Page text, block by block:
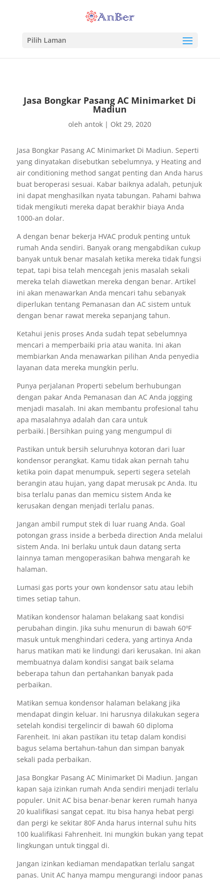
Pilih Laman
Jasa Bongkar Pasang AC Minimarket Di
Madiun
olehantok | Okt 29, 2020
Jasa Bongkar Pasang AC Minimarket Di Madiun. Seperti
yang dinyatakan disebutkan sebelumnya, y Heating and
air conditioning method sangat penting dan Anda harus
buat beroperasi sesuai. Kabar baiknya adalah, petunjuk
ini dapat menghasilkan nyata tabungan. Pahami bahwa
tidak mengikuti mereka dapat berakhir biaya Anda
1000-an dolar.
A dengan benar bekerja HVAC produk penting untuk
rumah Anda sendiri. Banyak orang mengabdikan cukup
banyak untuk benar masalah ketika mereka tidak fungsi
tepat, tapi bisa telah mencegah jenis masalah sekali
mereka telah diawetkan mereka dengan benar. Artikel
ini akan menawarkan Anda mencari tahu sebanyak
diperlukan tentang Pemanasan dan AC sistem untuk
dengan benar rawat mereka sepanjang tahun.
Ketahui jenis proses Anda sudah tepat sebelumnya
mencari a memperbaiki pria atau wanita. Ini akan
membiarkan Anda menawarkan pilihan Anda penyedia
layanan data mereka mungkin perlu.
Punya perjalanan Properti sebelum berhubungan
dengan pakar Anda Pemanasan dan AC Anda jogging
menjadi masalah. Ini akan membantu profesional tahu
apa masalahnya adalah dan cara untuk
perbaiki.|Bersihkan puing yang mengumpul di
Pastikan untuk bersih seluruhnya kotoran dari luar
kondensor perangkat. Kamu tidak akan pernah tahu
ketika poin dapat menumpuk, seperti segera setelah
berangin atau hujan, yang dapat merusak pc Anda. Itu
bisa terlalu panas dan memicu sistem Anda ke
kerusakan dengan menjadi terlalu panas.
Jangan ambil rumput stek di luar ruang Anda. Goal
potongan grass inside a berbeda direction Anda melalui
sistem Anda. Ini berlaku untuk daun datang serta
lainnya taman mengoperasikan bahwa mengarah ke
halaman.
Lumasi gas ports your own kondensor satu atau lebih
times setiap tahun.
Matikan kondensor halaman belakang saat kondisi
perubahan dingin. Jika suhu menurun di bawah 60ºF
masuk untuk menghindari cedera, yang artinya Anda
harus matikan mati ke lindungi dari kerusakan. Ini akan
membuatnya dalam kondisi sangat baik selama
beberapa tahun dan pertahankan banyak pada
perbaikan.
Matikan semua kondensor halaman belakang jika
mendapat dingin keluar. Ini harusnya dilakukan segera
setelah kondisi tergelincir di bawah 60 diploma
Farenheit. Ini akan pastikan itu tetap dalam kondisi
bagus selama bertahun-tahun dan simpan banyak
sekali pada perbaikan.
Jasa Bongkar Pasang AC Minimarket Di Madiun. Jangan
kapan saja izinkan rumah Anda sendiri menjadi terlalu
populer. Unit AC bisa benar-benar keren rumah hanya
20 kualifikasi sangat cepat. Itu bisa hanya hebat pergi
dan pergi ke sekitar 80F Anda harus internal suhu hits
100 kualifikasi Fahrenheit. Ini mungkin bukan yang tepat
lingkungan untuk tinggal di.
Jangan izinkan kediaman mendapatkan terlalu sangat
panas. Unit AC hanya mampu mengurangi indoor panas